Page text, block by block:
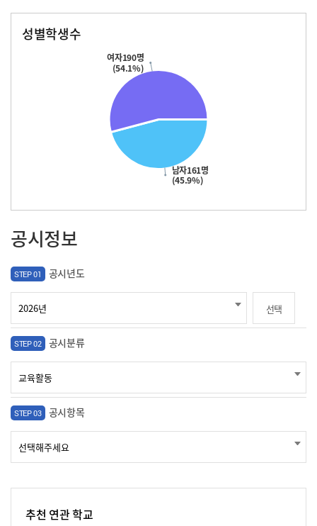
성별학생수
남자161명
(45.9%)
여자190명
(54.1%)
공시정보
STEP 01 공시년도
선택
STEP 02 공시분류
STEP 03 공시항목
추천 연관 학교